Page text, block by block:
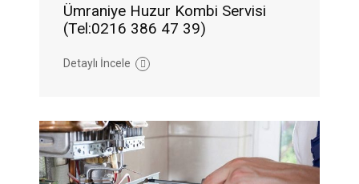
Ümraniye Huzur Kombi Servisi
(Tel:0216 386 47 39)
Detaylı İncele